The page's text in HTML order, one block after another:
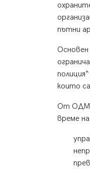
пътни
които
От
време